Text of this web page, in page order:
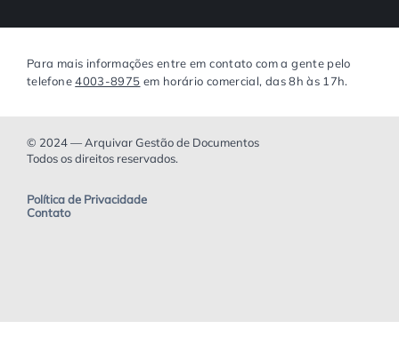
Para mais informações entre em contato com a gente pelo
telefone4003-8975 em horário comercial, das 8h às 17h.
© 2024 — Arquivar Gestão de Documentos
Todos os direitos reservados.
Política de Privacidade
Contato